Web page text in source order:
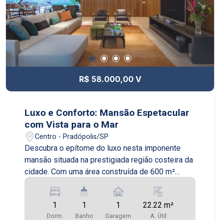
R$ 58.000,00 V
Luxo e Conforto: Mansão Espetacular
com Vista para o Mar
Centro - Pradópolis/SP
Descubra o epítome do luxo nesta imponente
mansão situada na prestigiada região costeira da
cidade. Com uma área construída de 600 m²
distribuídos em um terreno de 2000 m², esta
propriedade oferece não apenas espaço, mas
também uma experiência de vida incomparável.
1
Dorm.
1
Banho
1
Garagem
22.22 m²
A. Útil